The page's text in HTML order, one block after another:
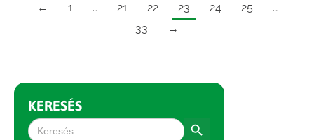
← 1 … 21 22 23 24 25
…
33
→
KERESÉS
Search
for: